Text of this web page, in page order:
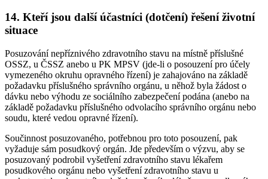
14. Kteří jsou další účastníci (dotčení) řešení životní
situace
Posuzování nepříznivého zdravotního stavu na místně příslušné
OSSZ, u ČSSZ anebo u PK MPSV (jde-li o posouzení pro účely
vymezeného okruhu opravného řízení) je zahajováno na základě
požadavku příslušného správního orgánu, u něhož byla žádost o
dávku nebo výhodu ze sociálního zabezpečení podána (anebo na
základě požadavku příslušného odvolacího správního orgánu nebo
soudu, které vedou opravné řízení).
Součinnost posuzovaného, potřebnou pro toto posouzení, pak
vyžaduje sám posudkový orgán. Jde především o výzvu, aby se
posuzovaný podrobil vyšetření zdravotního stavu lékařem
posudkového orgánu nebo vyšetření zdravotního stavu u